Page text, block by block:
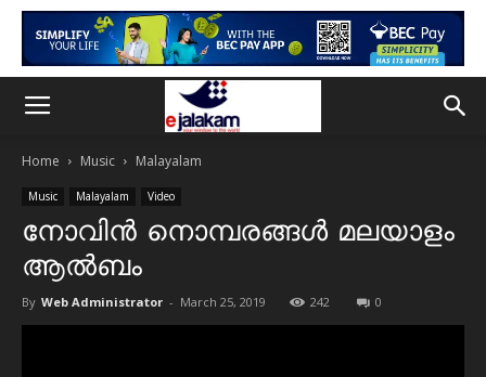
Home Music Malayalam
Music Malayalam Video
നോവിൻ നൊമ്പരങ്ങൾ മലയാളം
ആൽബം
By Web Administrator - March 25, 2019 242 0